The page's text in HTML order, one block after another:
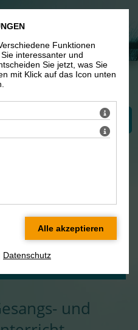
Zahlungsweisen an -
oder die
Ermäßigung ist
und
Verschiedene Funktionen
interessanter und
Sie jetzt, was Sie
mit Klick auf das Icon unten
Datenschutz